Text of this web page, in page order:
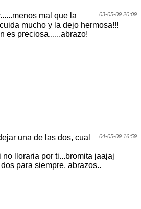
03-05-09 20:09
mal que la
mucho y la dejo hermosa!!!
es preciosa......abrazo!
04-05-09 16:59
una de las dos, cual
lloraria por ti...bromita jaajaj
para siempre, abrazos..